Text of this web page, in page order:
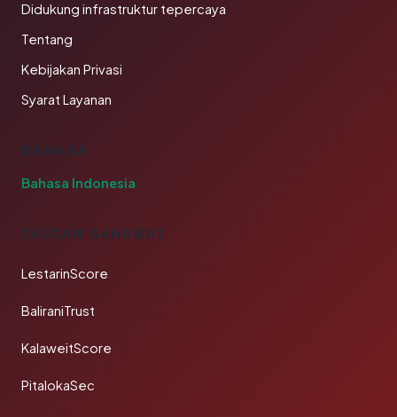
Didukung infrastruktur tepercaya
Tentang
Kebijakan Privasi
Syarat Layanan
BAHASA
Bahasa Indonesia
TAUTAN SAHABAT
LestarinScore
BaliraniTrust
KalaweitScore
PitalokaSec